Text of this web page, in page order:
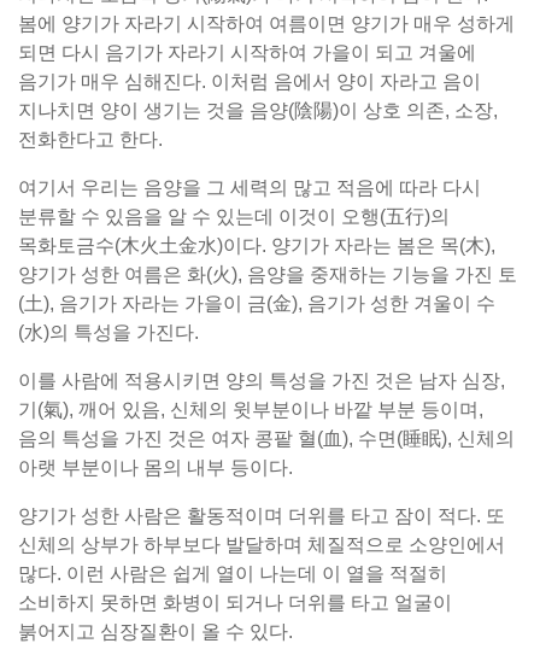
봄에 양기가 자라기 시작하여 여름이면 양기가 매우 성하게
되면 다시 음기가 자라기 시작하여 가을이 되고 겨울에
음기가 매우 심해진다. 이처럼 음에서 양이 자라고 음이
지나치면 양이 생기는 것을 음양(陰陽)이 상호 의존, 소장,
전화한다고 한다.
여기서 우리는 음양을 그 세력의 많고 적음에 따라 다시
분류할 수 있음을 알 수 있는데 이것이 오행(五行)의
목화토금수(木火土金水)이다. 양기가 자라는 봄은 목(木),
양기가 성한 여름은 화(火), 음양을 중재하는 기능을 가진 토
(土), 음기가 자라는 가을이 금(金), 음기가 성한 겨울이 수
(水)의 특성을 가진다.
이를 사람에 적용시키면 양의 특성을 가진 것은 남자 심장,
기(氣), 깨어 있음, 신체의 윗부분이나 바깥 부분 등이며,
음의 특성을 가진 것은 여자 콩팥 혈(血), 수면(睡眠), 신체의
아랫 부분이나 몸의 내부 등이다.
양기가 성한 사람은 활동적이며 더위를 타고 잠이 적다. 또
신체의 상부가 하부보다 발달하며 체질적으로 소양인에서
많다. 이런 사람은 쉽게 열이 나는데 이 열을 적절히
소비하지 못하면 화병이 되거나 더위를 타고 얼굴이
붉어지고 심장질환이 올 수 있다.